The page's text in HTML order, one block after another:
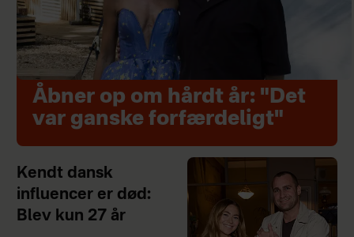
Åbner op om hårdt år: "Det
var ganske forfærdeligt"
Kendt dansk
influencer er død:
Blev kun 27 år